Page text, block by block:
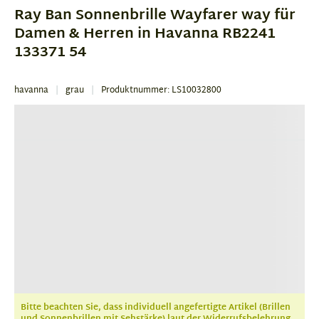
3
Ray Ban Sonnenbrille Wayfarer way für
Damen & Herren in Havanna RB2241
133371 54
havanna grau Produktnummer: LS10032800
Bitte beachten Sie, dass individuell angefertigte Artikel (Brillen